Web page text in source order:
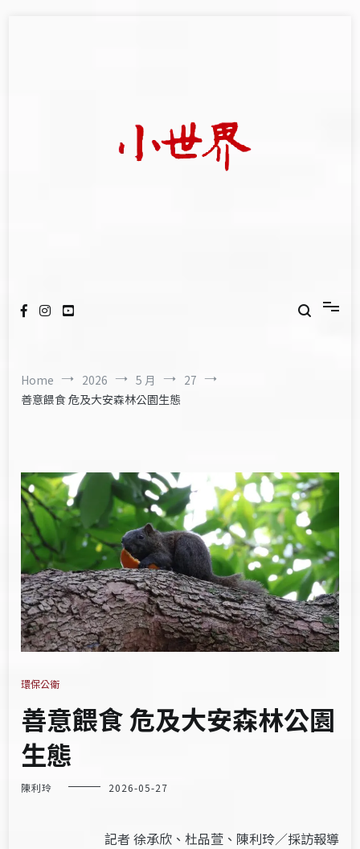
Home 2026 5 月
27
善意餵食 危及大安森林公園生態
環保公衛
善意餵食 危及大安森林公園
生態
陳利玲 2026-05-27
記者 徐承欣、杜品萱、陳利玲／採訪報導